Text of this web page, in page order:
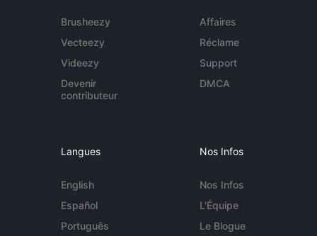
Brusheezy
Vecteezy
Videezy
Devenir
contributeur
Affaires
Réclame
Support
DMCA
Langues
English
Español
Português
Nos Infos
Nos Infos
L'Équipe
Le Blogue